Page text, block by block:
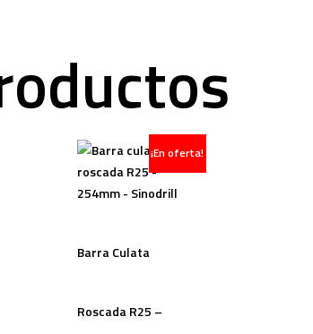
-12%
¡En oferta!
Barra Culata
Roscada R25 –